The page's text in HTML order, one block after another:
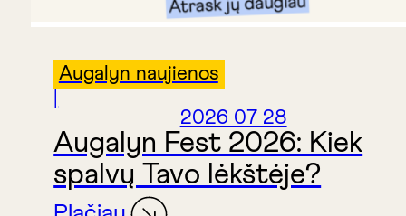
Augalyn naujienos
2026 07 28
Augalyn Fest 2026: Kiek
spalvų Tavo lėkštėje?